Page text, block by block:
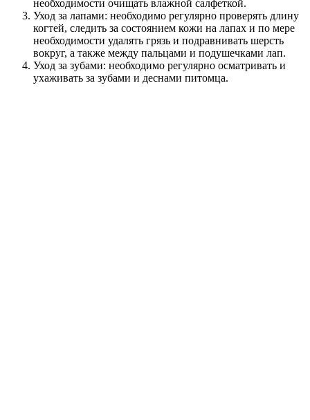
необходимости очищать влажной салфеткой.
Уход за лапами: необходимо регулярно проверять длину
когтей, следить за состоянием кожи на лапах и по мере
необходимости удалять грязь и подравнивать шерсть
вокруг, а также между пальцами и подушечками лап.
Уход за зубами: необходимо регулярно осматривать и
ухаживать за зубами и деснами питомца.